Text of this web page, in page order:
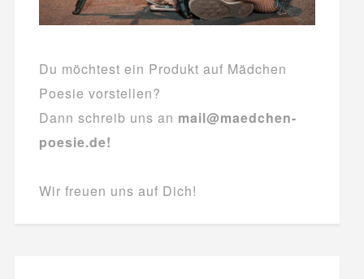
Du möchtest ein Produkt auf Mädchen
Poesie vorstellen?
Dann schreib uns an mail@maedchen-
poesie.de!
Wir freuen uns auf Dich!